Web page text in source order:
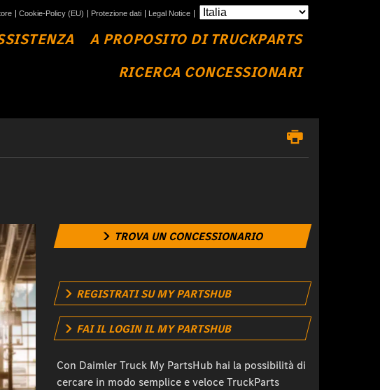
Cookie-Policy (EU) Protezione dati Legal Notice
A PROPOSITO DI TRUCKPARTS
RICERCA CONCESSIONARI
TROVA UN CONCESSIONARIO
REGISTRATI SU MY PARTSHUB
FAI IL LOGIN IL MY PARTSHUB
Con Daimler Truck My PartsHub hai la possibilità di
cercare in modo semplice e veloce TruckParts